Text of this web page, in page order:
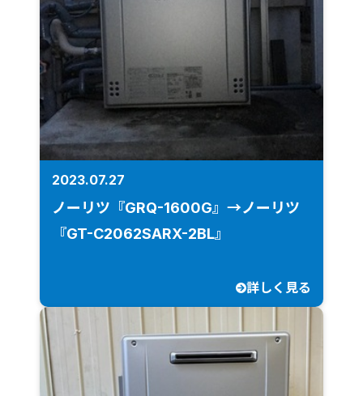
2023.07.27
ノーリツ『GRQ-1600G』→ノーリツ
『GT-C2062SARX-2BL』
詳しく見る